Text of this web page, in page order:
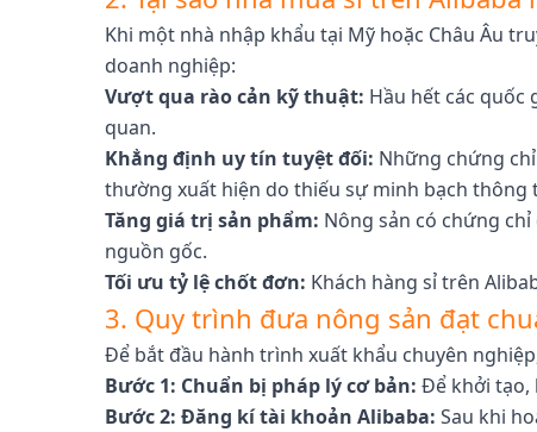
Khi một nhà nhập khẩu tại Mỹ hoặc Châu Âu
doanh nghiệp:
Vượt qua rào cản kỹ thuật: Hầu hết các quốc
quan.
Khẳng định uy tín tuyệt đối: Những chứng
thường xuất hiện do thiếu sự minh bạch thông
Tăng giá trị sản phẩm: Nông sản có chứng
nguồn gốc.
Tối ưu tỷ lệ chốt đơn: Khách hàng sỉ trên
3. Quy trình đưa nông sản đạt
Để bắt đầu hành trình xuất khẩu chuyên
Bước 1: Chuẩn bị pháp lý cơ bản: Để khởi tạo,
Bước 2: Đăng kí tài khoản Alibaba: Sau khi